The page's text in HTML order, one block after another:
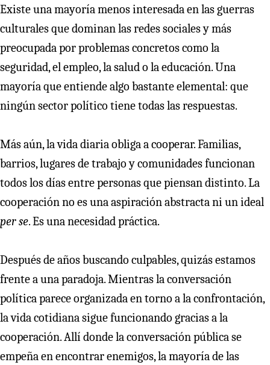
Existe una mayoría menos interesada en las guerras
culturales que dominan las redes sociales y más
preocupada por problemas concretos como la
seguridad, el empleo, la salud o la educación. Una
mayoría que entiende algo bastante elemental: que
ningún sector político tiene todas las respuestas.
Más aún, la vida diaria obliga a cooperar. Familias,
barrios, lugares de trabajo y comunidades funcionan
todos los días entre personas que piensan distinto. La
cooperación no es una aspiración abstracta ni un ideal
per se. Es una necesidad práctica.
Después de años buscando culpables, quizás estamos
frente a una paradoja. Mientras la conversación
política parece organizada en torno a la confrontación,
la vida cotidiana sigue funcionando gracias a la
cooperación. Allí donde la conversación pública se
empeña en encontrar enemigos, la mayoría de las